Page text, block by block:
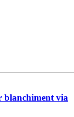
blanchiment via